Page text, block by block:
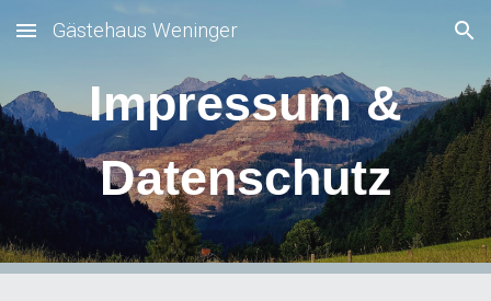
Skip to main content Skip to navigation
Gästehaus Weninger
Impressum &
Datenschutz